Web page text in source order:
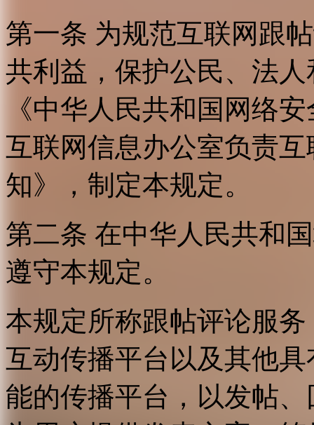
第一条 为规范互联网跟
共利益，保护公民、法
《中华人民共和国网络
互联网信息办公室负责
知》，制定本规定。
第二条 在中华人民共和
遵守本规定。
本规定所称跟帖评论服
互动传播平台以及其他
能的传播平台，以发帖